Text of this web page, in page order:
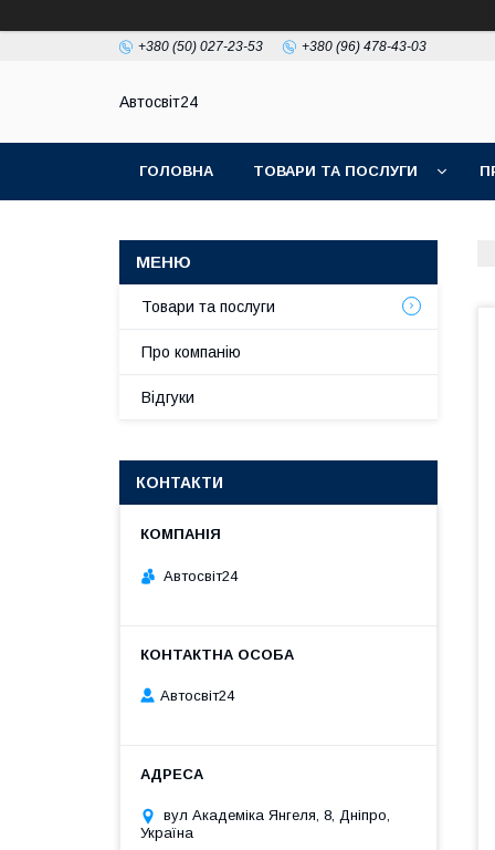
+380 (50) 027-23-53 +380 (96) 478-43-03
Автосвіт24
ГОЛОВНА ТОВАРИ ТА ПОСЛУГИ
Товари та послуги
Про компанію
Відгуки
КОНТАКТИ
Автосвіт24
Автосвіт24
вул Академіка Янгеля, 8, Дніпро,
Україна